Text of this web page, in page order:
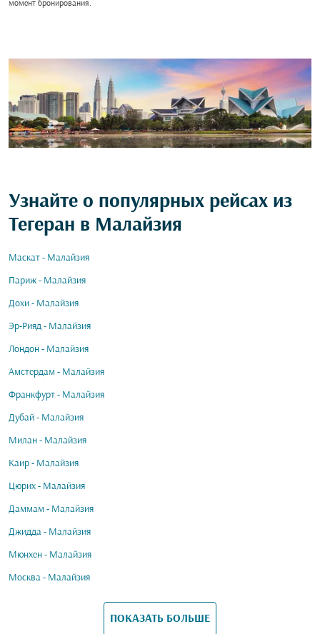
момент бронирования.
Узнайте о популярных рейсах из
Тегеран в Малайзия
Маскат - Малайзия
Париж - Малайзия
Дохи - Малайзия
Эр-Рияд - Малайзия
Лондон - Малайзия
Амстердам - Малайзия
Франкфурт - Малайзия
Дубай - Малайзия
Милан - Малайзия
Каир - Малайзия
Цюрих - Малайзия
Даммам - Малайзия
Джидда - Малайзия
Мюнхен - Малайзия
Москва - Малайзия
ПОКАЗАТЬ БОЛЬШЕ